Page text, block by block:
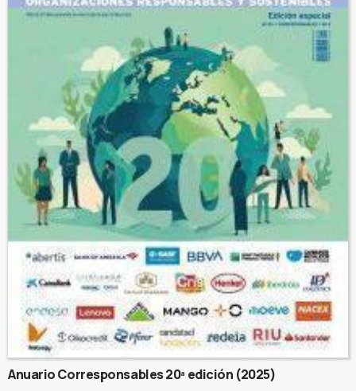
Anuario Corresponsables 20ª edición (2025)